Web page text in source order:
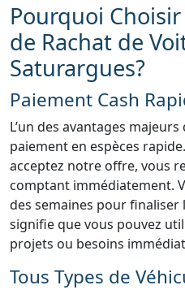
Pourquoi
de Rachat de
Saturargues?
Paiement Cash
L’un des avantages
paiement en espèces
acceptez notre offre, vous
comptant immédiatement.
des semaines pour finaliser
signifie que vous pouvez
projets ou besoins
Tous Types de